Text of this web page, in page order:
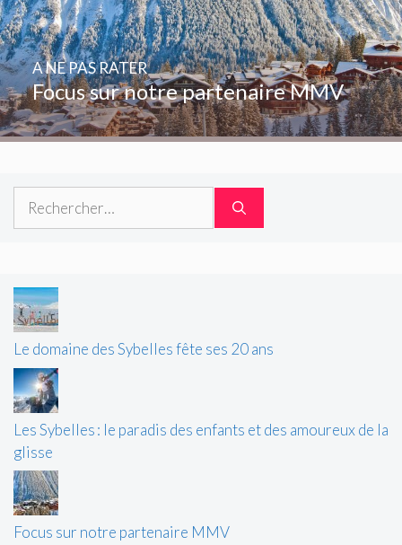
Focus sur notre partenaire MMV
A NE PAS RATER
Le domaine des Sybelles fête ses 20 ans
Les Sybelles : le paradis des enfants et des amoureux de la
glisse
Focus sur notre partenaire MMV